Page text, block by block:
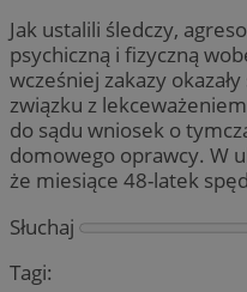
Jak ustalili śledczy,
psychiczną i fizyczną
wcześniej zakazy
związku z
do sądu wniosek o
domowego oprawcy. W
że miesiące 48-latek
Słuchaj
Tagi: